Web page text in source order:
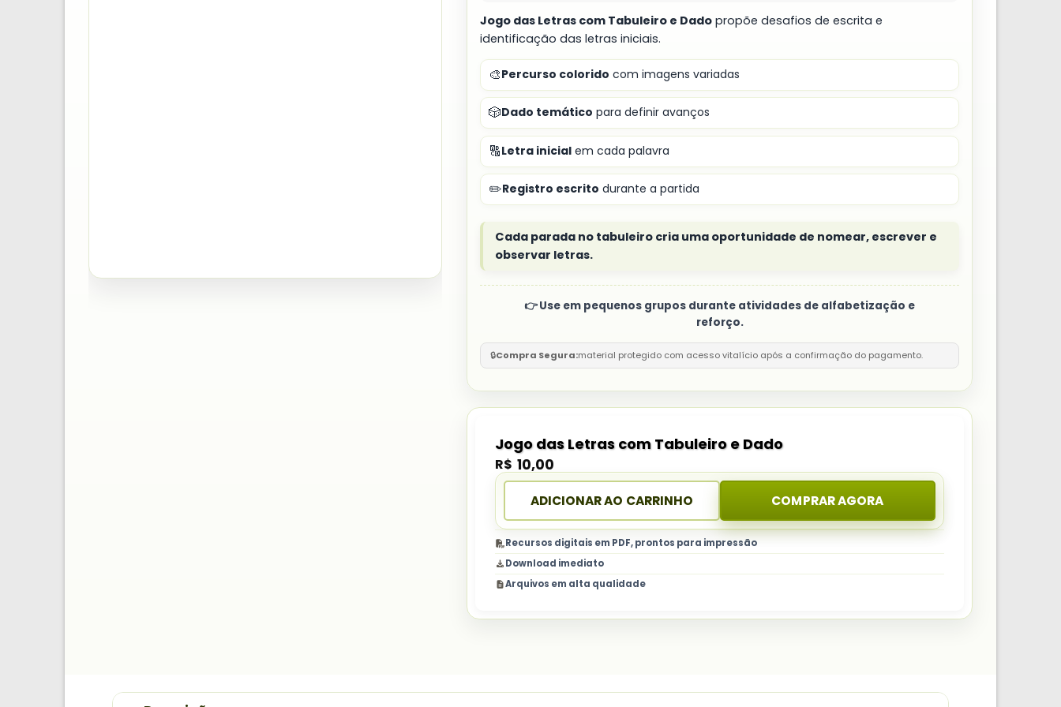
Jogo das Letras com Tabuleiro e Dado propõe desafios de escrita e
identificação das letras iniciais.
🎨Percurso colorido com imagens variadas
🎲Dado temático para definir avanços
🔠Letra inicial em cada palavra
✏️Registro escrito durante a partida
Cada parada no tabuleiro cria uma oportunidade de nomear, escrever e
observar letras.
👉 Use em pequenos grupos durante atividades de alfabetização e
reforço.
🔒Compra Segura:material protegido com acesso vitalício após a confirmação do pagamento.
Jogo das Letras com Tabuleiro e Dado
R$ 10,00
ADICIONAR AO CARRINHO COMPRAR AGORA
Recursos digitais em PDF, prontos para impressão
Download imediato
Arquivos em alta qualidade